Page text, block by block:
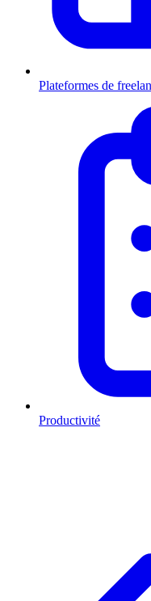
Plateformes de
Productivité